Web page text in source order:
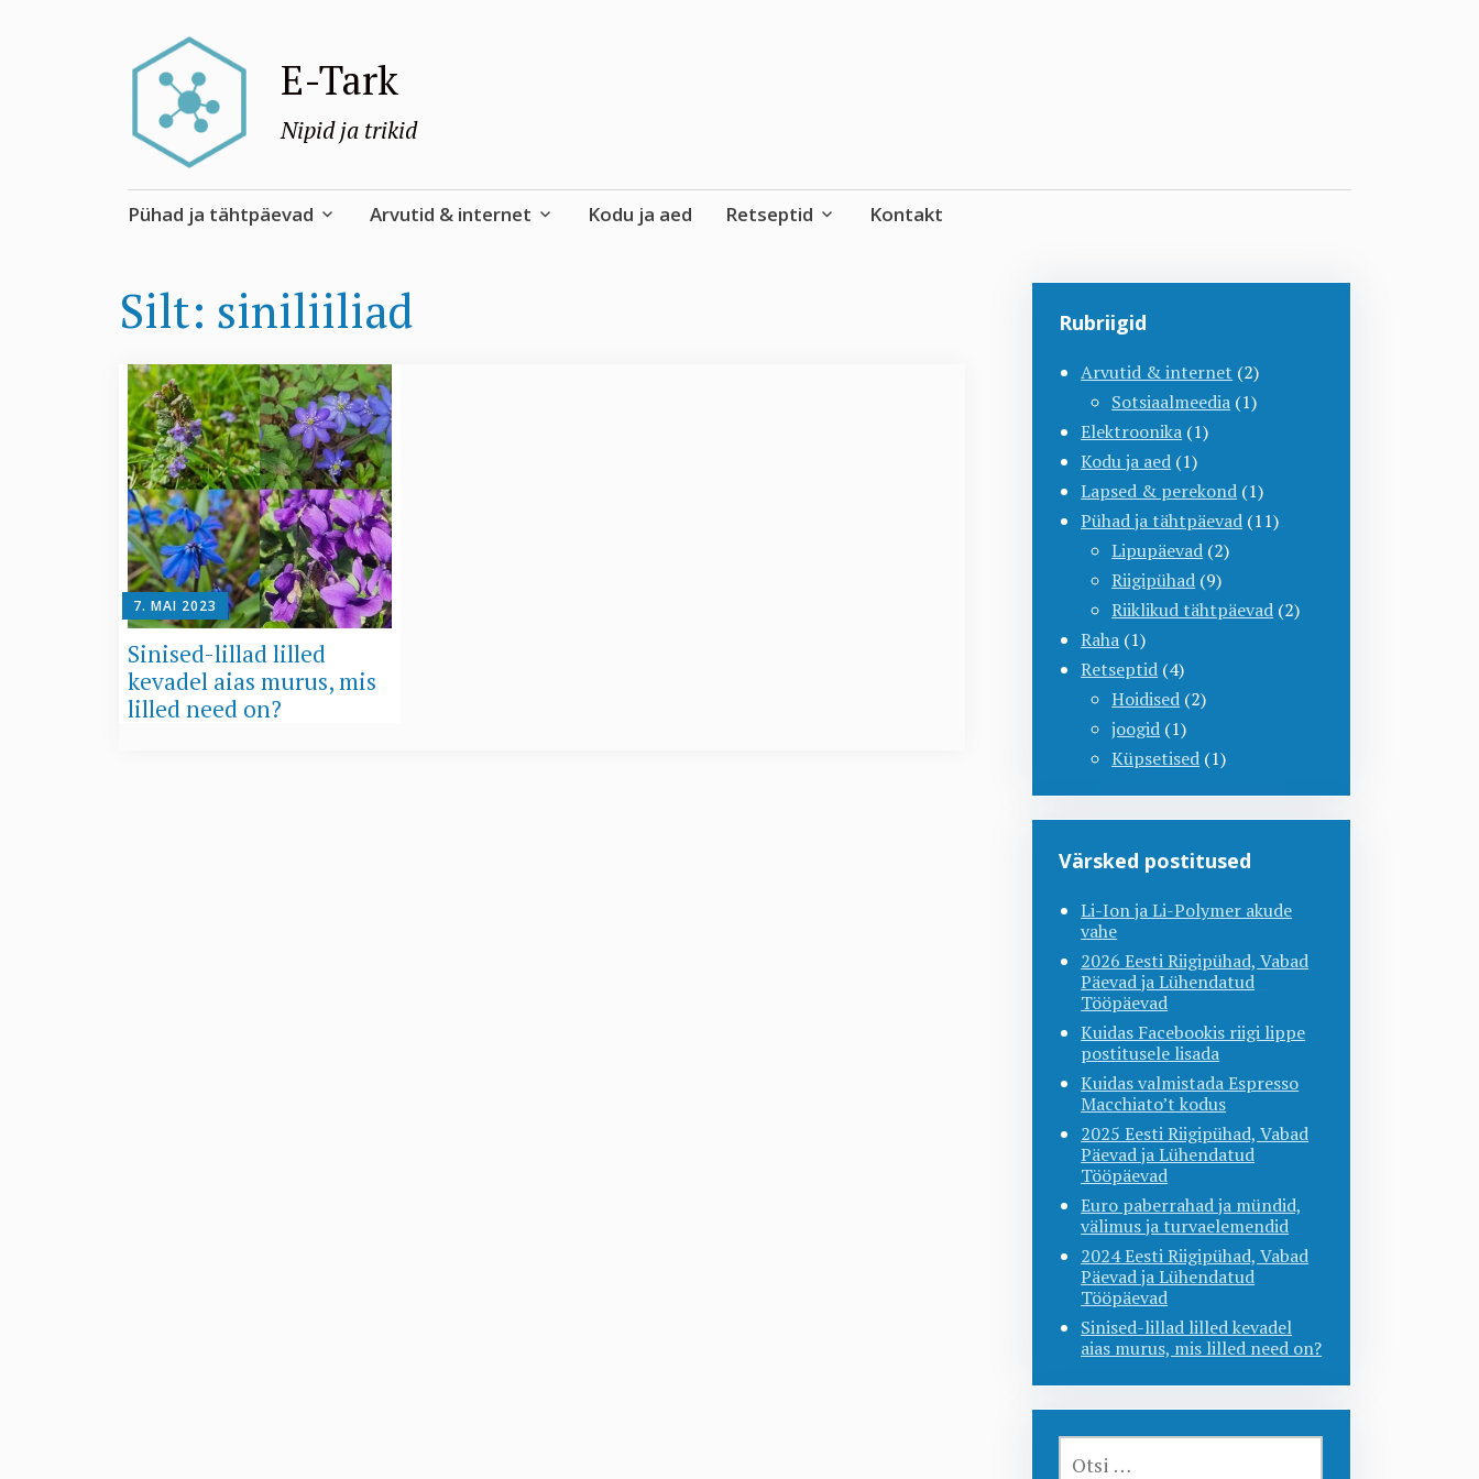
E-Tark
Nipid ja trikid
Skip
Pühad ja tähtpäevad Arvutid & internet Kodu ja aed Retseptid Kontakt
Silt: siniliiliad
7. MAI 2023
Sinised-lillad lilled
kevadel aias murus, mis
lilled need on?
Rubriigid
Arvutid & internet (2)
Sotsiaalmeedia (1)
Elektroonika (1)
Kodu ja aed (1)
Lapsed & perekond (1)
Pühad ja tähtpäevad (11)
Lipupäevad (2)
Riigipühad (9)
Riiklikud tähtpäevad (2)
Raha (1)
Retseptid (4)
Hoidised (2)
joogid (1)
Küpsetised (1)
Värsked postitused
Li-Ion ja Li-Polymer akude
vahe
2026 Eesti Riigipühad, Vabad
Päevad ja Lühendatud
Tööpäevad
Kuidas Facebookis riigi lippe
postitusele lisada
Kuidas valmistada Espresso
Macchiato’t kodus
2025 Eesti Riigipühad, Vabad
Päevad ja Lühendatud
Tööpäevad
Euro paberrahad ja mündid,
välimus ja turvaelemendid
2024 Eesti Riigipühad, Vabad
Päevad ja Lühendatud
Tööpäevad
Sinised-lillad lilled kevadel
aias murus, mis lilled need on?